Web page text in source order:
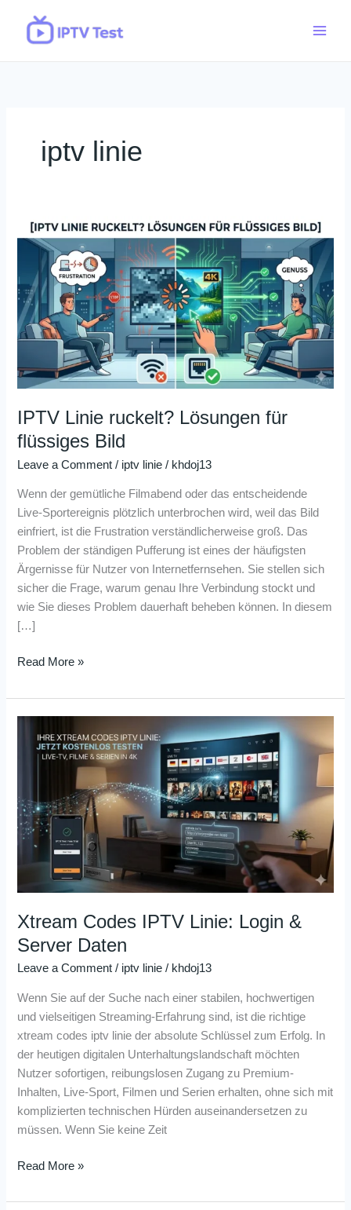
content
iptv linie
IPTV Linie ruckelt? Lösungen für
flüssiges Bild
Leave a Comment / iptv linie / khdoj13
Wenn der gemütliche Filmabend oder das entscheidende
Live-Sportereignis plötzlich unterbrochen wird, weil das Bild
einfriert, ist die Frustration verständlicherweise groß. Das
Problem der ständigen Pufferung ist eines der häufigsten
Ärgernisse für Nutzer von Internetfernsehen. Sie stellen sich
sicher die Frage, warum genau Ihre Verbindung stockt und
wie Sie dieses Problem dauerhaft beheben können. In diesem
[…]
IPTV
Linie
ruckelt?
Lösungen
für
flüssiges
Bild
Read More »
Xtream Codes IPTV Linie: Login &
Server Daten
Leave a Comment / iptv linie / khdoj13
Wenn Sie auf der Suche nach einer stabilen, hochwertigen
und vielseitigen Streaming-Erfahrung sind, ist die richtige
xtream codes iptv linie der absolute Schlüssel zum Erfolg. In
der heutigen digitalen Unterhaltungslandschaft möchten
Nutzer sofortigen, reibungslosen Zugang zu Premium-
Inhalten, Live-Sport, Filmen und Serien erhalten, ohne sich mit
komplizierten technischen Hürden auseinandersetzen zu
müssen. Wenn Sie keine Zeit
Codes
IPTV
Login
&
Server
Read More »